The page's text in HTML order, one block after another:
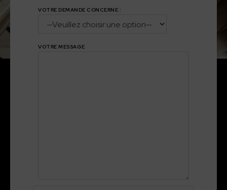
VOTRE DEMANDE CONCERNE :
VOTRE MESSAGE